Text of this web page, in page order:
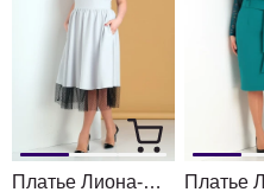
Платье Лиона-Стиль 688 жемчужный